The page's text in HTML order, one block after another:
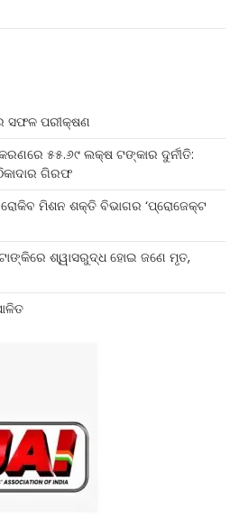
ସଫଳ ପରୀକ୍ଷଣ
୫୫.୬୯ ଲକ୍ଷ ଟଙ୍କାର ଦୁର୍ନୀତି:
ଗିରଫ
ମିଶନ ଶକ୍ତି ବିଭାଗର ‘ପ୍ରୋଜେକ୍ଟ
ଟାଙ୍କିରେ ଶ୍ୱାସରୁଦ୍ଧ ହୋଇ ଜଣେ ମୃତ,